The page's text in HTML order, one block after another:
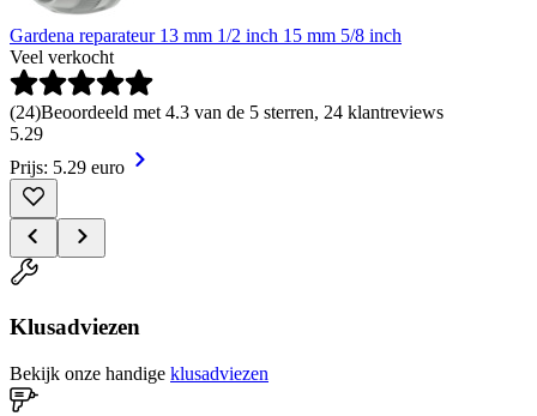
Gardena reparateur 13 mm 1/2 inch 15 mm 5/8 inch
Veel verkocht
(24)Beoordeeld met 4.3 van de 5 sterren, 24 klantreviews
5.29
Prijs: 5.29 euro
Klusadviezen
Bekijk onze handige klusadviezen